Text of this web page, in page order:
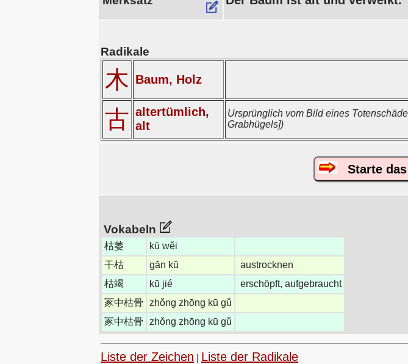
Radikale
木 Baum, Holz
古 altertümlich,
alt
Ursprünglich vom Bild eines
Grabhügels])
Starte
Vokabeln
枯萎
kū wěi
干枯
gān kū
austrocknen
枯竭
kū jié
erschöpft, aufgebraucht
冢中枯骨
zhǒng zhōng kū gǔ
冢中枯骨
zhǒng zhōng kū gǔ
Liste der Zeichen Liste der Radikale